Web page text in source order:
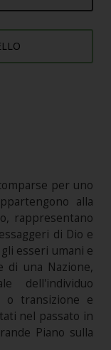
per uno
alla
rappresentano
di Dio e
esseri umani e
di una Nazione,
dell'individuo
o transizione e
nel passato in
Piano sulla